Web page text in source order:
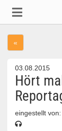
«
03.08.2015
Hört
eingestellt von: